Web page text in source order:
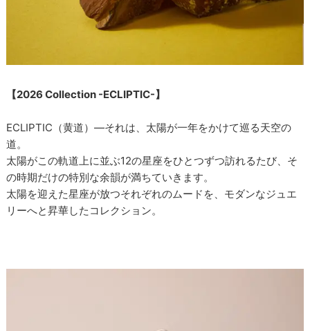
【2026 Collection -ECLIPTIC-】
ECLIPTIC（黄道）―それは、太陽が一年をかけて巡る天空の
道。
太陽がこの軌道上に並ぶ12の星座をひとつずつ訪れるたび、そ
の時期だけの特別な余韻が満ちていきます。
太陽を迎えた星座が放つそれぞれのムードを、モダンなジュエ
リーへと昇華したコレクション。